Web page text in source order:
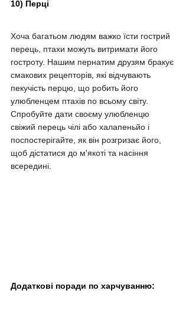
10) Перці
Хоча багатьом людям важко їсти гострий
перець, птахи можуть витримати його
гостроту. Нашим пернатим друзям бракує
смакових рецепторів, які відчувають
пекучість перцю, що робить його
улюбленцем птахів по всьому світу.
Спробуйте дати своєму улюбленцю
свіжий перець чілі або халапеньйо і
поспостерігайте, як він розгризає його,
щоб дістатися до м'якоті та насіння
всередині.
Додаткові поради по харчуванню: